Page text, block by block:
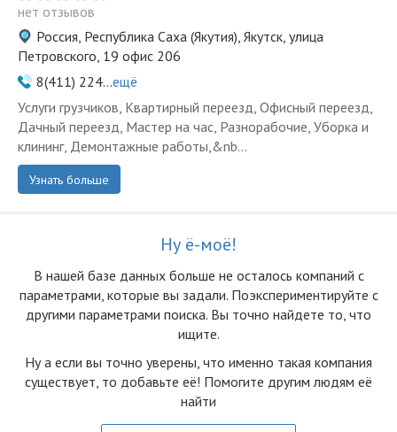
нет отзывов
Россия, Республика Саха (Якутия), Якутск, улица
Петровского, 19 офис 206
8(411) 224...ещё
Услуги грузчиков, Квартирный переезд, Офисный переезд,
Дачный переезд, Мастер на час, Разнорабочие, Уборка и
клининг, Демонтажные работы,&nb...
Узнать больше
Ну ё-моё!
В нашей базе данных больше не осталоcь компаний с
параметрами, которые вы задали. Поэкспериментируйте с
другими параметрами поиска. Вы точно найдете то, что
ищите.
Ну а если вы точно уверены, что именно такая компания
существует, то добавьте её! Помогите другим людям её
найти